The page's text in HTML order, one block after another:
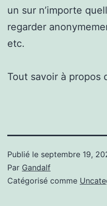
un sur n’importe
regarder
etc.
Tout savoir à propos
Publié le septembre 19,
Par Gandalf
Catégorisé comme